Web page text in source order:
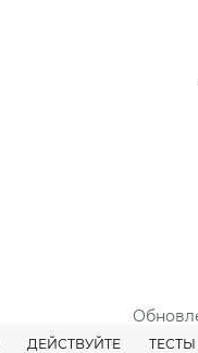
ДЕЙСТВУЙТЕ ТЕСТЫ